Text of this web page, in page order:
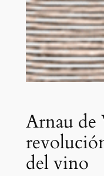
Arnau de
del vino